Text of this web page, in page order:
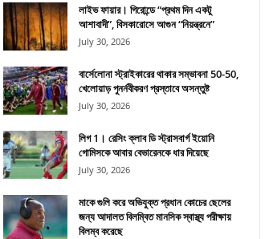
লাইভ ফায়ার। গিরোন্ডে “প্রথম দিন একটু
আশাবাদী”, বিসকারোসে আগুন “নিয়ন্ত্রনে”
July 30, 2026
বার্সেলোনা স্ট্রাইকারের থাকার সম্ভাবনা 50-50,
খেলোয়াড় পুনর্নবীকরণ প্রস্তাবে অসন্তুষ্ট
July 30, 2026
লিগ 1। রেসিং ক্লাব ডি স্ট্রাসবার্গ ইয়োনি
গোমিসকে আবার বেভারেনকে ধার দিয়েছে
July 30, 2026
মাকে গুলি করে অভিযুক্ত প্রধান কোচের ছেলের
জন্য আদালত বিলম্বিত মানসিক স্বাস্থ্য পরীক্ষায়
বিলম্ব করেছে